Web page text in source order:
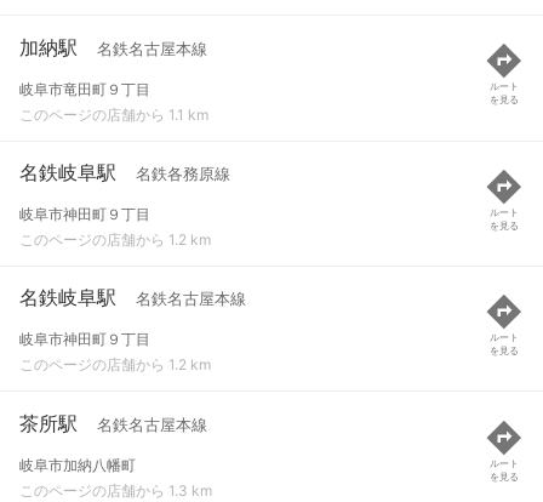
加納駅 名鉄名古屋本線
岐阜市竜田町９丁目
このページの店舗から 1.1 km
ルート
を見る
名鉄岐阜駅 名鉄各務原線
岐阜市神田町９丁目
このページの店舗から 1.2 km
ルート
を見る
名鉄岐阜駅 名鉄名古屋本線
岐阜市神田町９丁目
このページの店舗から 1.2 km
ルート
を見る
茶所駅 名鉄名古屋本線
岐阜市加納八幡町
このページの店舗から 1.3 km
ルート
を見る